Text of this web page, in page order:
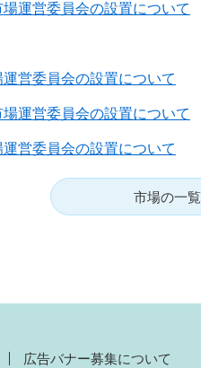
運営委員会の設置について
営委員会の設置について
運営委員会の設置について
営委員会の設置について
市場の一覧
広告バナー募集について